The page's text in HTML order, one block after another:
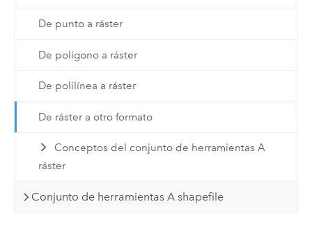
De punto a ráster
De polígono a ráster
De polilínea a ráster
De ráster a otro formato
Conceptos del conjunto de herramientas A
ráster
Conjunto de herramientas A shapefile